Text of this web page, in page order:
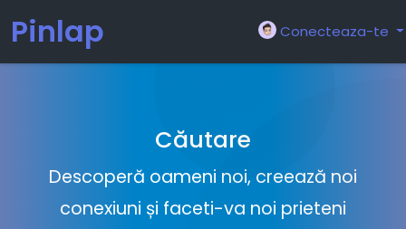
Pinlap Conecteaza-te
Căutare
Descoperă oameni noi, creează noi
conexiuni și faceti-va noi prieteni